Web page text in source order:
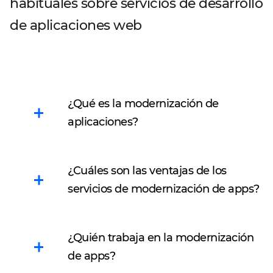
habituales sobre servicios de desarrollo
de aplicaciones web
¿Qué es la modernización de
aplicaciones?
modernización de apps
consisten en actualizar
su funcionalidad con
lenguajes de
¿Cuáles son las ventajas de los
servicios de modernización de apps?
aplicaciones puede
desbloquear nuevas
¿Quién trabaja en la modernización
de apps?